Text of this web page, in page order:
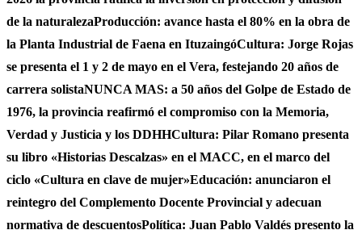
de la naturalezaProducción: avance hasta el 80% en la obra de
la Planta Industrial de Faena en ItuzaingóCultura: Jorge Rojas
se presenta el 1 y 2 de mayo en el Vera, festejando 20 años de
carrera solistaNUNCA MAS: a 50 años del Golpe de Estado de
1976, la provincia reafirmó el compromiso con la Memoria,
Verdad y Justicia y los DDHHCultura: Pilar Romano presenta
su libro «Historias Descalzas» en el MACC, en el marco del
ciclo «Cultura en clave de mujer»Educación: anunciaron el
reintegro del Complemento Docente Provincial y adecuan
normativa de descuentosPolítica: Juan Pablo Valdés presento la